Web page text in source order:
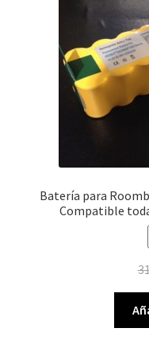
Batería para
Compatible